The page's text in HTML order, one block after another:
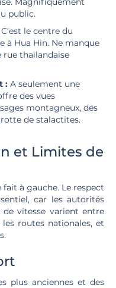
public.
C'est le centre du
à Hua Hin. Ne manque
thaïlandaise
: A seulement une
des vues
montagneux, des
de stalactites.
et Limites de
à gauche. Le respect
car les autorités
vitesse varient entre
routes nationales, et
plus anciennes et des